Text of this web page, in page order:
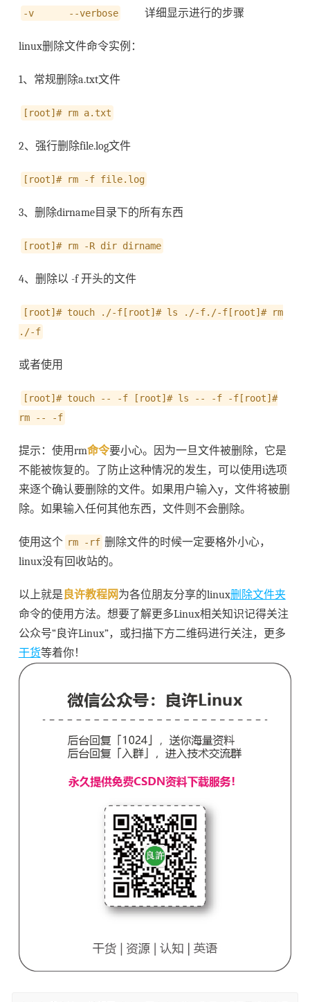
-v --verbose 详细显示进行的步骤
linux删除文件命令实例：
1、常规删除a.txt文件
[root]# rm a.txt
2、强行删除file.log文件
[root]# rm -f file.log
3、删除dirname目录下的所有东西
[root]# rm -R dir dirname
4、删除以 -f 开头的文件
[root]# touch ./-f[root]# ls ./-f./-f[root]# rm
./-f
或者使用
[root]# touch -- -f [root]# ls -- -f -f[root]#
rm -- -f
提示：使用rm命令要小心。因为一旦文件被删除，它是
不能被恢复的。了防止这种情况的发生，可以使用i选项
来逐个确认要删除的文件。如果用户输入y，文件将被删
除。如果输入任何其他东西，文件则不会删除。
使用这个 rm -rf 删除文件的时候一定要格外小心，
linux没有回收站的。
以上就是 良许教程网为各位朋友分享的linux删除文件夹
命令的使用方法。想要了解更多Linux相关知识记得关注
公众号“良许Linux”，或扫描下方二维码进行关注，更多
干货等着你！